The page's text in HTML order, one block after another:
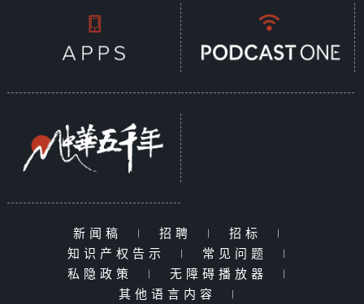
新闻稿 | 招聘 | 招标
|
知识产权告示
| 常见问题
|
私隐政策
| 无障碍播放器
|
其他语言内容
|